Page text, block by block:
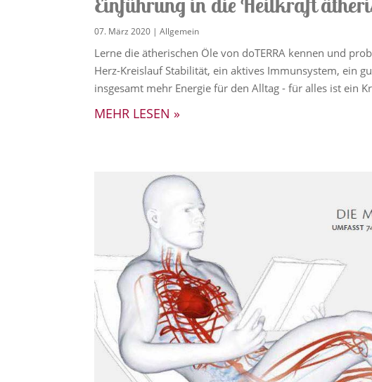
07. März 2020 |Allgemein
Lerne die ätherischen Öle von doTERRA kennen und
Herz-Kreislauf Stabilität, ein aktives Immunsystem, ein
insgesamt mehr Energie für den Alltag - für alles ist ein
MEHR LESEN